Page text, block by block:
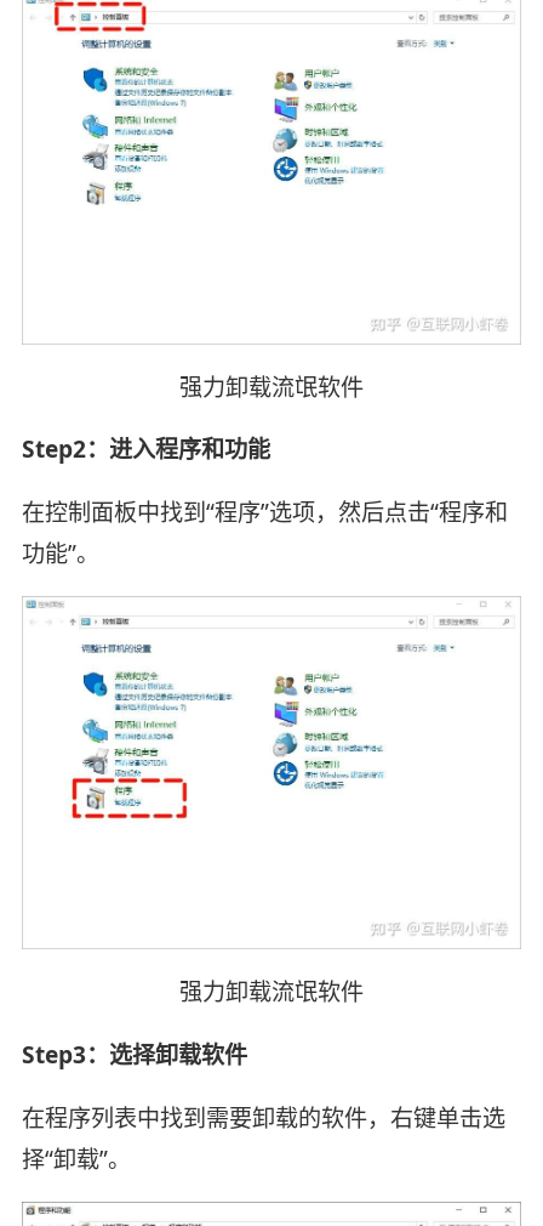
强力卸载流氓软件
Step2：‌进入程序和功能
在控制面板中找到“程序”选项，然后点击“程序和
功能”。
强力卸载流氓软件
Step3：‌选择卸载软件‌
在程序列表中找到需要卸载的软件，右键单击选
择“卸载”。